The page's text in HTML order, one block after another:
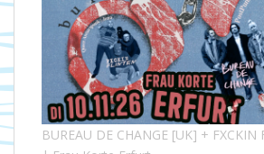
BUREAU DE CHANGE [UK] + FXCKIN